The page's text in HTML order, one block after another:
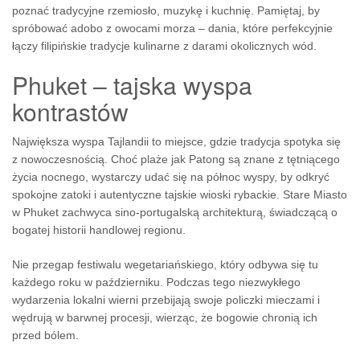
poznać tradycyjne rzemiosło, muzykę i kuchnię. Pamiętaj, by
spróbować adobo z owocami morza – dania, które perfekcyjnie
łączy filipińskie tradycje kulinarne z darami okolicznych wód.
Phuket – tajska wyspa
kontrastów
Największa wyspa Tajlandii to miejsce, gdzie tradycja spotyka się
z nowoczesnością. Choć plaże jak Patong są znane z tętniącego
życia nocnego, wystarczy udać się na północ wyspy, by odkryć
spokojne zatoki i autentyczne tajskie wioski rybackie. Stare Miasto
w Phuket zachwyca sino-portugalską architekturą, świadczącą o
bogatej historii handlowej regionu.
Nie przegap festiwalu wegetariańskiego, który odbywa się tu
każdego roku w październiku. Podczas tego niezwykłego
wydarzenia lokalni wierni przebijają swoje policzki mieczami i
wędrują w barwnej procesji, wierząc, że bogowie chronią ich
przed bólem.